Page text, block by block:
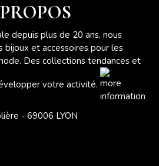
depuis plus de 20 ans, nous
bijoux et accessoires pour les
Des collections tendances et
votre activité.
- 69006 LYON